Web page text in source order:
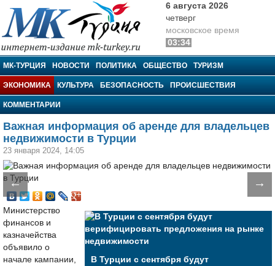
МК-Турция
6 августа 2026
четверг
московское время
03:34
МК-ТУРЦИЯ НОВОСТИ ПОЛИТИКА ОБЩЕСТВО ТУРИЗМ
ЭКОНОМИКА КУЛЬТУРА БЕЗОПАСНОСТЬ ПРОИСШЕСТВИЯ
КОММЕНТАРИИ
Важная информация об аренде для владельцев
недвижимости в Турции
23 января 2024, 14:05
← →
В Турции с сентября будут
Министерство
финансов и
казначейства
объявило о
начале кампании,